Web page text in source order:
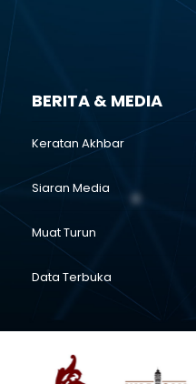
BERITA & MEDIA
Keratan Akhbar
Siaran Media
Muat Turun
Data Terbuka